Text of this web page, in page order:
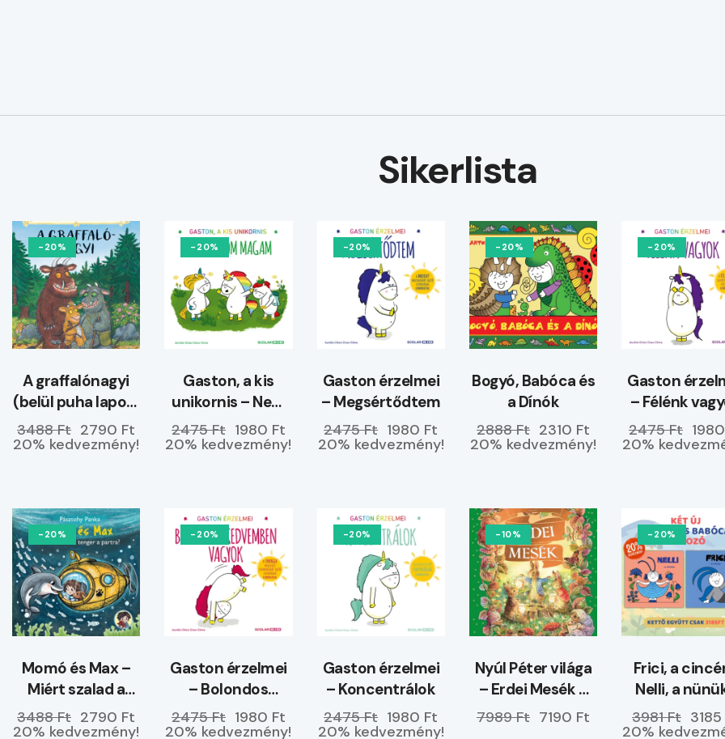
Sikerlista
-20%
A graffalónagyi
(belül puha lapos)
ELŐRENDELHETŐ
3488 Ft 2790 Ft
20% kedvezmény!
-20%
Gaston, a kis
unikornis – Nem
hagyom magam
2475 Ft 1980 Ft
20% kedvezmény!
-20%
Gaston érzelmei
– Megsértődtem
2475 Ft 1980 Ft
20% kedvezmény!
-20%
Bogyó, Babóca és
a Dínók
2888 Ft 2310 Ft
20% kedvezmény!
-20%
Gaston
– Félénk
2475 Ft
20%
-20%
Momó és Max –
Miért szalad a
tenger a partra?
3488 Ft 2790 Ft
20% kedvezmény!
-20%
Gaston érzelmei
– Bolondos
kedvemben
vagyok
2475 Ft 1980 Ft
20% kedvezmény!
-20%
Gaston érzelmei
– Koncentrálok
2475 Ft 1980 Ft
20% kedvezmény!
-10%
Nyúl Péter világa
– Erdei Mesék –
ELŐRENDELHETŐ
7989 Ft 7190 Ft
-20%
Frici, a
Nelli, a
3981 Ft
20%